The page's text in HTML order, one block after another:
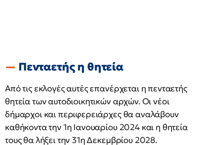
Πενταετής η θητεία
Από τις εκλογές αυτές επανέρχεται η πενταετής
θητεία των αυτοδιοικητικών αρχών. Οι νέοι
δήμαρχοι και περιφερειάρχες θα αναλάβουν
καθήκοντα την 1η Ιανουαρίου 2024 και η θητεία
τους θα λήξει την 31η Δεκεμβρίου 2028.